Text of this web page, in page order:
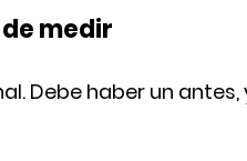
medir
Debe haber un